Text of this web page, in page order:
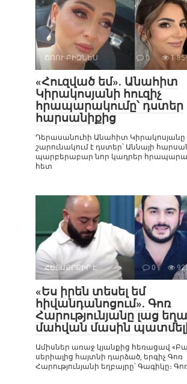
ՇՈՈՒ-ԲԻԶՆԵՍ 0 1
«Հուզված եմ». Անահիտ
Կիրակոսյանի հուզիչ
հրապարակումը՝ դստեր
հարսանիքից
Դերասանուհի Անահիտ Կիրակոսյանը
շարունակում է դստեր՝ Աննայի
պարբերաբար նոր կադրեր
հետ
ՀԵՏԱՔՐՔԻՐ Է 0
«Ես իրեն տեսել եմ
հիվանդանոցում». Գոռ
Հարությունյանը լաց
մահվան մասին
Ամիսներ առաջ կյանքից հեռացավ
սերիալից հայտնի դարձած, երգիչ Գոռ
Հարությունյանի եղբայրը՝ Գագիկը։